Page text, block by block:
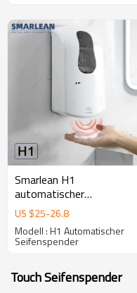
Smarlean H1
automatischer
seifenschaumspender,
automatischen
seifenspender,
automatischer
US $25-26.8
Modell : H1 Automatischer
Seifenspender
Touch Seifenspender